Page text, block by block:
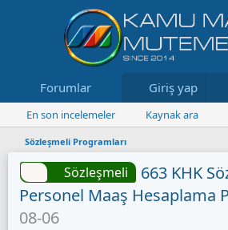
Forumlar Neler yeni
Giriş yap
En son incelemeler Kaynak ara
Sözleşmeli Programları
Sözleşmeli
663 KHK
Personel Maaş Hesaplama
08-06